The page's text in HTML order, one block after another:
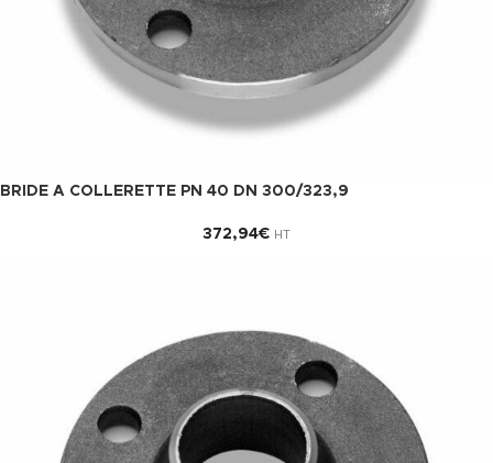
BRIDE A COLLERETTE PN 40 DN 300/323,9
372,94€ HT